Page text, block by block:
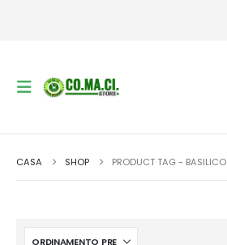
CASA SHOP PRODUCT TAG - BASILICO